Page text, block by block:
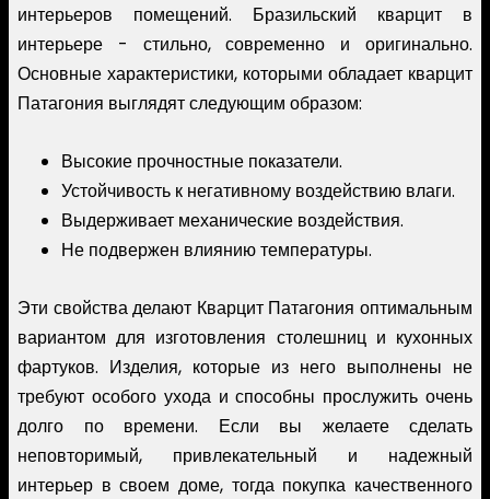
интерьеров помещений. Бразильский кварцит в
интерьере - стильно, современно и оригинально.
Основные характеристики, которыми обладает кварцит
Патагония выглядят следующим образом:
Высокие прочностные показатели.
Устойчивость к негативному воздействию влаги.
Выдерживает механические воздействия.
Не подвержен влиянию температуры.
Эти свойства делают Кварцит Патагония оптимальным
вариантом для изготовления столешниц и кухонных
фартуков. Изделия, которые из него выполнены не
требуют особого ухода и способны прослужить очень
долго по времени. Если вы желаете сделать
неповторимый, привлекательный и надежный
интерьер в своем доме, тогда покупка качественного